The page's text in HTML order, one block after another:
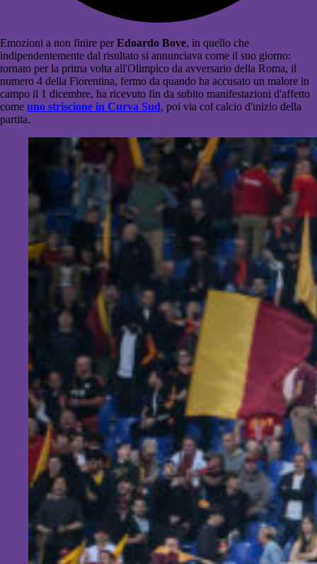
Emozioni a non finire perEdoardo Bove, in quello che
indipendentemente dal risultato si annunciava come il suo giorno:
tornato per la prima volta all'Olimpico da avversario della Roma, il
numero 4 della Fiorentina, fermo da quando ha accusato un malore in
campo il 1 dicembre, ha ricevuto fin da subito manifestazioni d'affetto
come uno striscione in Curva Sud, poi via col calcio d'inizio della
partita.